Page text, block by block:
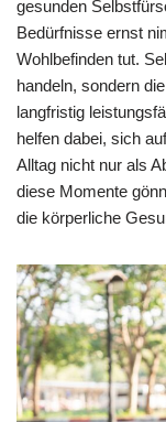
gesunden
Bedürfnisse ernst
Wohlbefinden tut.
handeln, sondern
langfristig
helfen dabei, sich
Alltag nicht nur als
diese Momente
die körperliche